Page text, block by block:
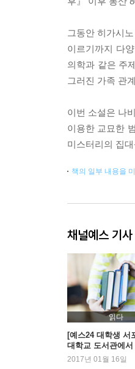
그동안 히가시
이르기까지 다
의학과 같은 주
그러진 가족 관
이번 소설은 나
이용한 교묘한
미스터리의 집
책의 일부 내용을
채널예스 기사
읽다
[예스24 대학생 서
대학교 도서관에서
기있는 책은?
2017년 01월 16일